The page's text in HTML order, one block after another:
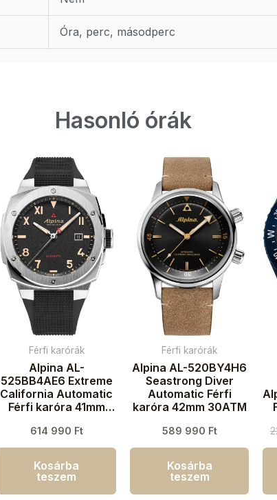
Óra, perc, másodperc
Hasonló órák
Férfi karórák
Alpina AL-
525BB4AE6 Extreme
California Automatic
Férfi karóra 41mm
614 990 Ft
Kosárba
teszem
Férfi karórák
Alpina AL-520BY4H6
Seastrong Diver
Automatic Férfi
karóra 42mm 30ATM
589 990 Ft
Kosárba
teszem